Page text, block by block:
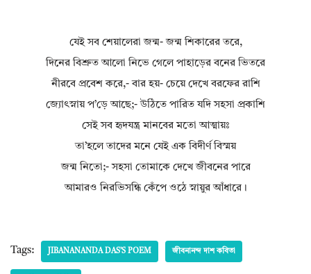
যেই সব শেয়ালেরা জন্ম- জন্ম শিকারের তরে,
দিনের বিশ্রুত আলো নিভে গেলে পাহাড়ের বনের ভিতরে
নীরবে প্রবেশ করে,- বার হয়- চেয়ে দেখে বরফের রাশি
জ্যোৎস্নায় প’ড়ে আছে;- উঠিতে পারিত যদি সহসা প্রকাশি
সেই সব হৃদযন্ত্র মানবের মতো আত্মায়ঃ
তা’হলে তাদের মনে যেই এক বিদীর্ণ বিস্ময়
জন্ম নিতো;- সহসা তোমাকে দেখে জীবনের পারে
আমারও নিরভিসন্ধি কেঁপে ওঠে স্নায়ুর আঁধারে।
Tags: JIBANANANDA DAS’S POEM জীবনানন্দ দাশ কবিতা